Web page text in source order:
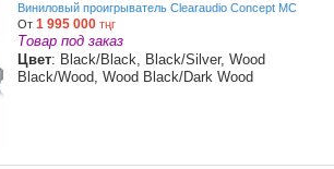
Виниловый проигрыватель Clearaudio Concept MC
От 1 995 000 тңг
Товар под заказ
Цвет: Black/Black, Black/Silver, Wood
Black/Wood, Wood Black/Dark Wood